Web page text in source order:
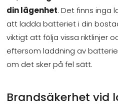
din lägenhet. Det finns inga
att ladda batteriet i din
viktigt att följa vissa riktlinjer
eftersom laddning av
om det sker på fel sätt.
Brandsäkerhet vid